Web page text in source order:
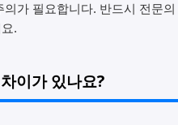
가 필요합니다. 반드시 전문의
.
이가 있나요?